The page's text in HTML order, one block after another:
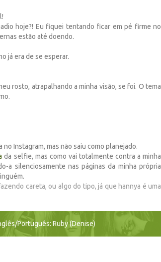
hoje?! Eu fiquei tentando ficar em pé firme no
estão até doendo.
já era de se esperar.
rosto, atrapalhando a minha visão, se foi. O tema
Instagram, mas não saiu como planejado.
da selfie, mas como vai totalmente contra a minha
a silenciosamente nas páginas da minha própria
careta, ou algo do tipo, já que hannya é uma
Português: Ruby (Denise)